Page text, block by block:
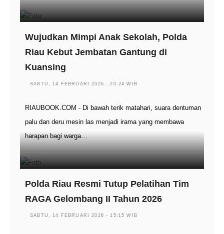
Wujudkan Mimpi Anak Sekolah, Polda
Riau Kebut Jembatan Gantung di
Kuansing
SABTU, 14 FEBRUARI 2026 - 20:24 WIB
RIAUBOOK.COM - Di bawah terik matahari, suara dentuman
palu dan deru mesin las menjadi irama yang membawa
harapan bagi warga…
Polda Riau Resmi Tutup Pelatihan Tim
RAGA Gelombang II Tahun 2026
SABTU, 14 FEBRUARI 2026 - 15:15 WIB